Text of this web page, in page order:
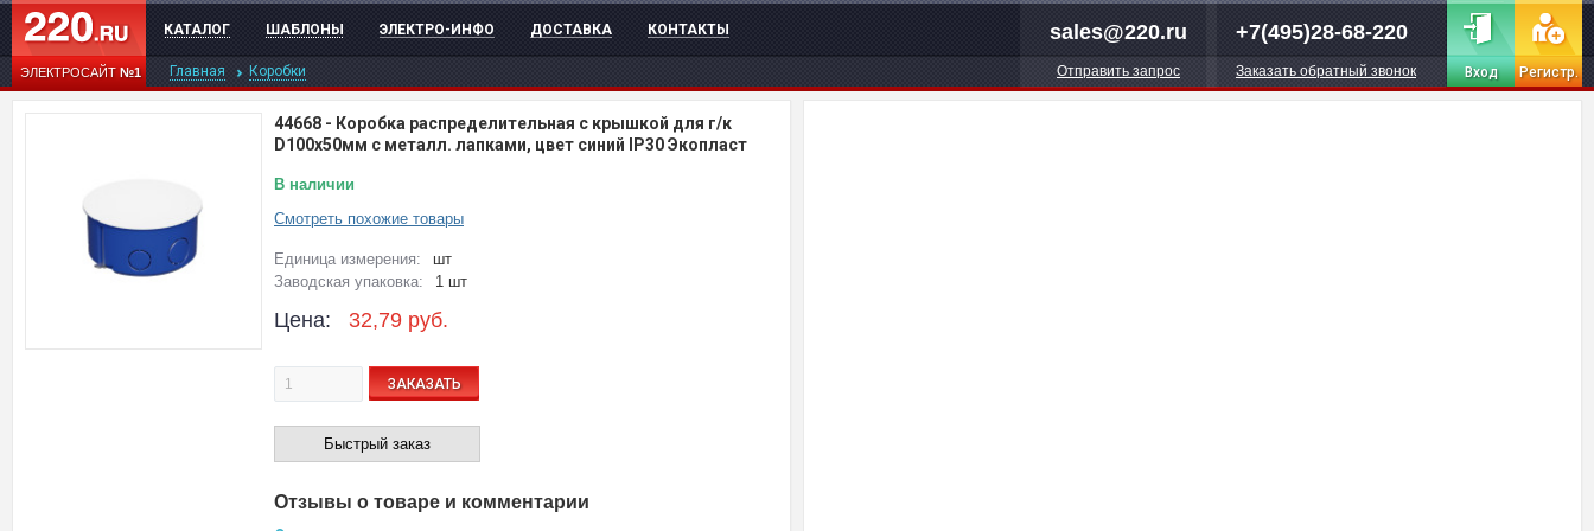
ЭЛЕКТРОСАЙТ№1
КАТАЛОГ ШАБЛОНЫ ЭЛЕКТРО-ИНФО ДОСТАВКА КОНТАКТЫ sales@220.ru
Отправить запрос
+7(495)28-68-220
Заказать обратный звонок Вход Регистр.
Главная Коробки
44668 - Коробка распределительная с крышкой для г/к
D100x50мм с металл. лапками, цвет синий IP30 Экопласт
В наличии
Смотреть похожие товары
Единица измерения:
шт
Заводская упаковка:
1 шт
Цена: 32,79 руб.
ЗАКАЗАТЬ
Быстрый заказ
Отзывы о товаре и комментарии